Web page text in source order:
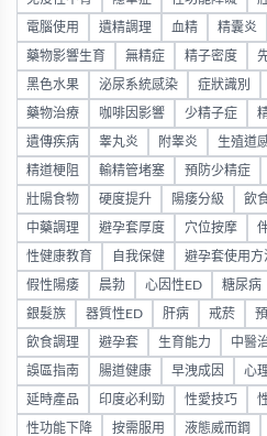
電腦使用 遺精調理 血精 精囊炎
藥物影響生育 無精症 精子密度
黑色水果 泌尿系統感染 症狀識別
藥物治療 咖啡因影響 少精子症
遺傳疾病 睾丸炎 附睾炎 生殖道
精道梗阻 輸精管堵塞 預防少精症
壯陽食物 硬度提升 陽痿分級 飲
中藥調理 避孕套厚度 穴位按摩
性健康教育 自我保健 避孕套使用方
假性陽痿 晨勃 心因性ED 糖尿病
銀髮族 器質性ED 肝病 戒菸
飲食調理 避孕套 生育能力 中醫
誤區指南 腸道健康 早洩成因 心
延時產品 印度必利勁 性愛技巧
性功能下降 按需服用 液態威而鋼